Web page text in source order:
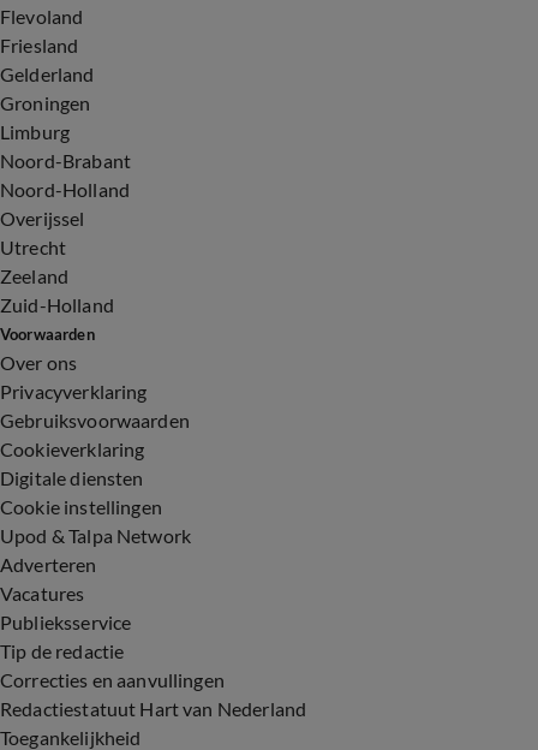
Flevoland
Friesland
Gelderland
Groningen
Limburg
Noord-Brabant
Noord-Holland
Overijssel
Utrecht
Zeeland
Zuid-Holland
Voorwaarden
Over ons
Privacyverklaring
Gebruiksvoorwaarden
Cookieverklaring
Digitale diensten
Cookie instellingen
Upod & Talpa Network
Adverteren
Vacatures
Publieksservice
Tip de redactie
Correcties en aanvullingen
Redactiestatuut Hart van Nederland
Toegankelijkheid